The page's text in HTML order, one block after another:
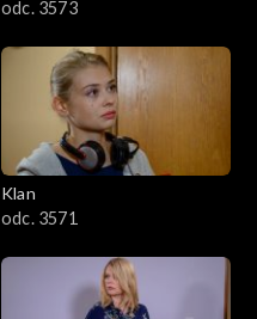
odc. 3573
Klan
odc. 3571